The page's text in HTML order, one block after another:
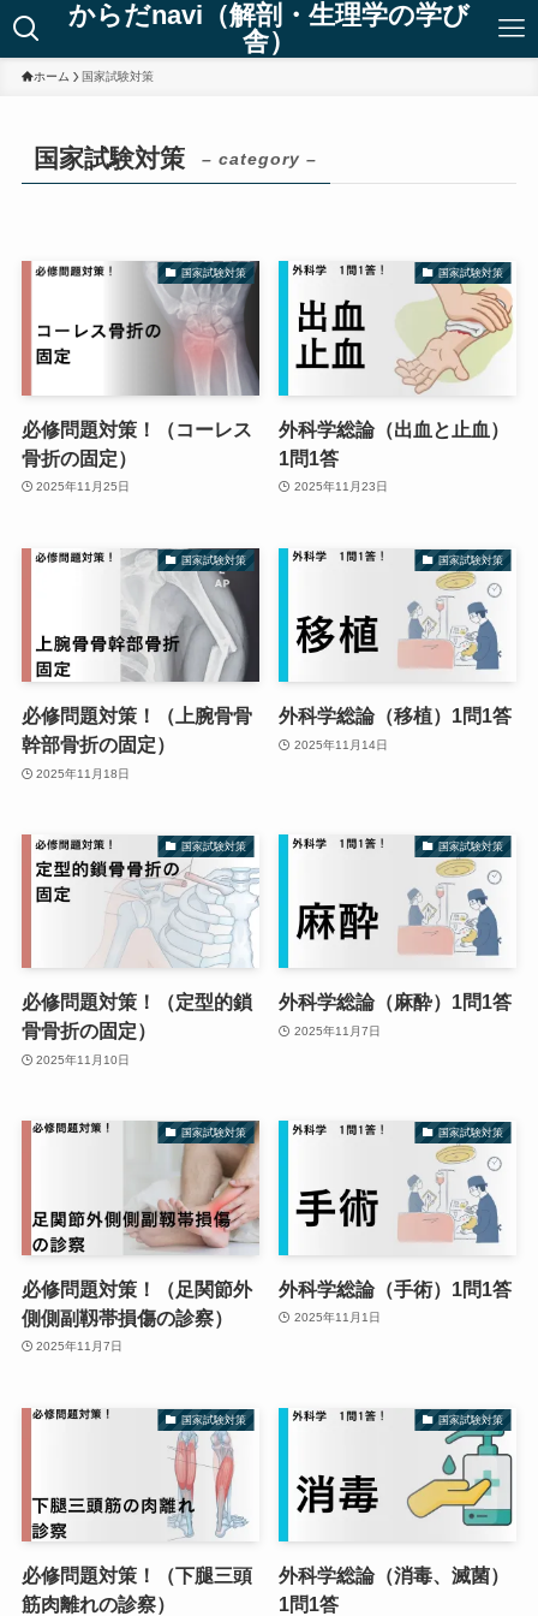
からだnavi（解剖・生理学の学び
舎）
ホーム 国家試験対策
国家試験対策 – category –
国家試験対策
必修問題対策！（コーレス
骨折の固定）
2025年11月25日
国家試験対策
外科学総論（出血と止血）
1問1答
2025年11月23日
国家試験対策
必修問題対策！（上腕骨骨
幹部骨折の固定）
2025年11月18日
国家試験対策
外科学総論（移植）1問1答
2025年11月14日
国家試験対策
必修問題対策！（定型的鎖
骨骨折の固定）
2025年11月10日
国家試験対策
外科学総論（麻酔）1問1答
2025年11月7日
国家試験対策
必修問題対策！（足関節外
側側副靱帯損傷の診察）
2025年11月7日
国家試験対策
外科学総論（手術）1問1答
2025年11月1日
国家試験対策
必修問題対策！（下腿三頭
筋肉離れの診察）
国家試験対策
外科学総論（消毒、滅菌）
1問1答